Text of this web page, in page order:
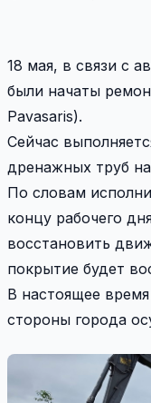
18 мая, в связи с
были начаты
Pavasaris).
Сейчас
дренажных труб
По словам
концу рабочего
восстановить
покрытие будет
В настоящее
стороны города